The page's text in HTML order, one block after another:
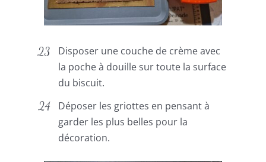
Disposer une couche de crème avec
la poche à douille sur toute la surface
du biscuit.
Déposer les griottes en pensant à
garder les plus belles pour la
décoration.